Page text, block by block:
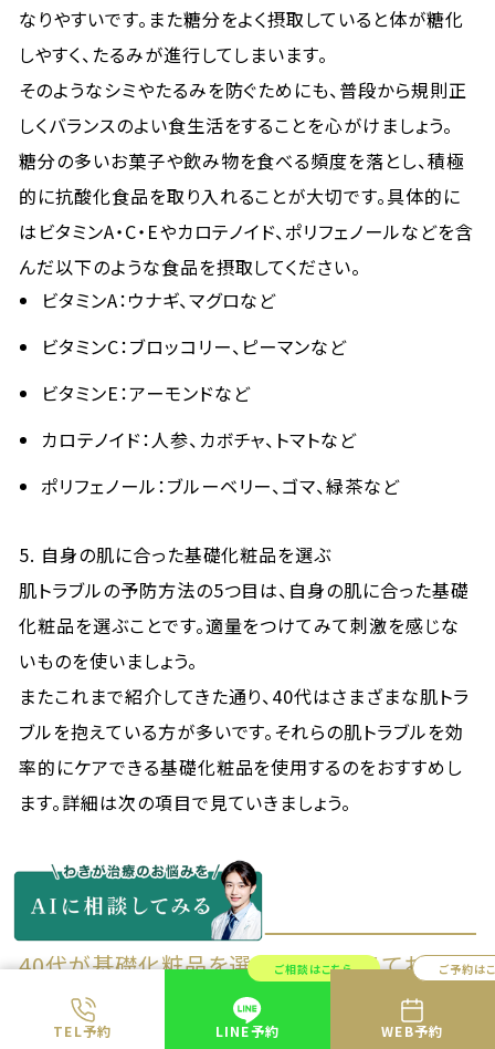
TEL予約
ご相談はこちら
LINE予約
ご予約は
WEB予約
なりやすいです。また糖分をよく摂取していると体が糖化
しやすく、たるみが進行してしまいます。
そのようなシミやたるみを防ぐためにも、普段から規則正
しくバランスのよい食生活をすることを心がけましょう。
糖分の多いお菓子や飲み物を食べる頻度を落とし、積極
的に抗酸化食品を取り入れることが大切です。具体的に
はビタミンA・C・Eやカロテノイド、ポリフェノールなどを含
んだ以下のような食品を摂取してください。
ビタミンA：ウナギ、マグロなど
ビタミンC：ブロッコリー、ピーマンなど
ビタミンE：アーモンドなど
カロテノイド：人参、カボチャ、トマトなど
ポリフェノール：ブルーベリー、ゴマ、緑茶など
5. 自身の肌に合った基礎化粧品を選ぶ
肌トラブルの予防方法の5つ目は、自身の肌に合った基礎
化粧品を選ぶことです。適量をつけてみて刺激を感じな
いものを使いましょう。
またこれまで紹介してきた通り、40代はさまざまな肌トラ
ブルを抱えている方が多いです。それらの肌トラブルを効
率的にケアできる基礎化粧品を使用するのをおすすめし
ます。詳細は次の項目で見ていきましょう。
40代が基礎化粧品を選ぶ際に押さえておきた
い5つのポイント